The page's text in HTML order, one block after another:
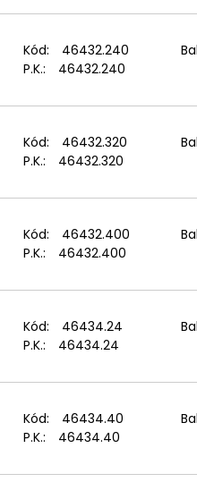
Kód: 46432.240
P.K.:
46432.240
Kód: 46432.320
P.K.:
46432.320
Kód: 46432.400
P.K.:
46432.400
Kód: 46434.24
P.K.:
46434.24
Kód: 46434.40
P.K.:
46434.40